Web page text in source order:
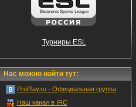
Турниры ESL
Нас можно найти тут:
ProPlay.ru - Официальная группа
Наш канал в IRC